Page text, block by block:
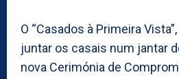
O “Casados à Primeira
juntar os casais num jantar
nova Cerimónia de